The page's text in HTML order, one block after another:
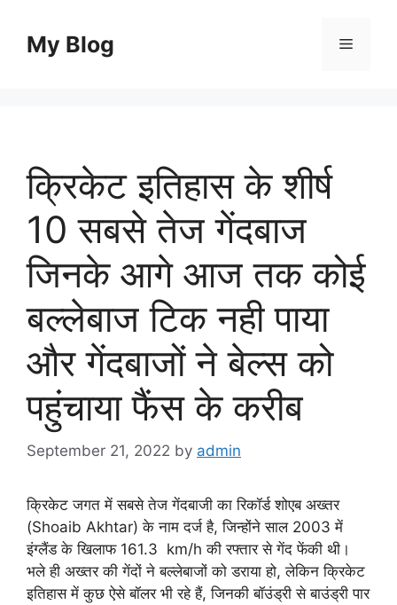
contentMy Blog Menu
क्रिकेट इतिहास के शीर्ष
10 सबसे तेज गेंदबाज
जिनके आगे आज तक कोई
बल्लेबाज टिक नही पाया
और गेंदबाजों ने बेल्स को
पहुंचाया फैंस के करीब
September 21, 2022 by admin
क्रिकेट जगत में सबसे तेज गेंदबाजी का रिकॉर्ड शोएब अख्तर
(Shoaib Akhtar) के नाम दर्ज है, जिन्होंने साल 2003 में
इंग्लैंड के खिलाफ 161.3 km/h की रफ्तार से गेंद फेंकी थी।
भले ही अख्तर की गेंदों ने बल्लेबाजों को डराया हो, लेकिन क्रिकेट
इतिहास में कुछ ऐसे बॉलर भी रहे हैं, जिनकी बॉउंड्री से बाउंड्री पार